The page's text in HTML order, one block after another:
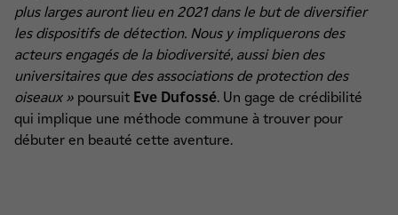
plus larges auront lieu en 2021 dans le but de diversifier
les dispositifs de détection. Nous y impliquerons des
acteurs engagés de la biodiversité, aussi bien des
universitaires que des associations de protection des
oiseaux » poursuit Eve Dufossé. Un gage de crédibilité
qui implique une méthode commune à trouver pour
débuter en beauté cette aventure.